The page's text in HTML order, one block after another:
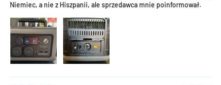
Niemiec, a nie z Hiszpanii, ale sprzedawca mnie poinformował.